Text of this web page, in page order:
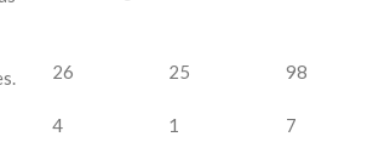
26
4
25
1
98
7